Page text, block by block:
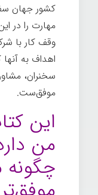
کشور جهان
وقف کار با
اهداف به
سخنران،
موفق‌ست.
این
من
چگونه